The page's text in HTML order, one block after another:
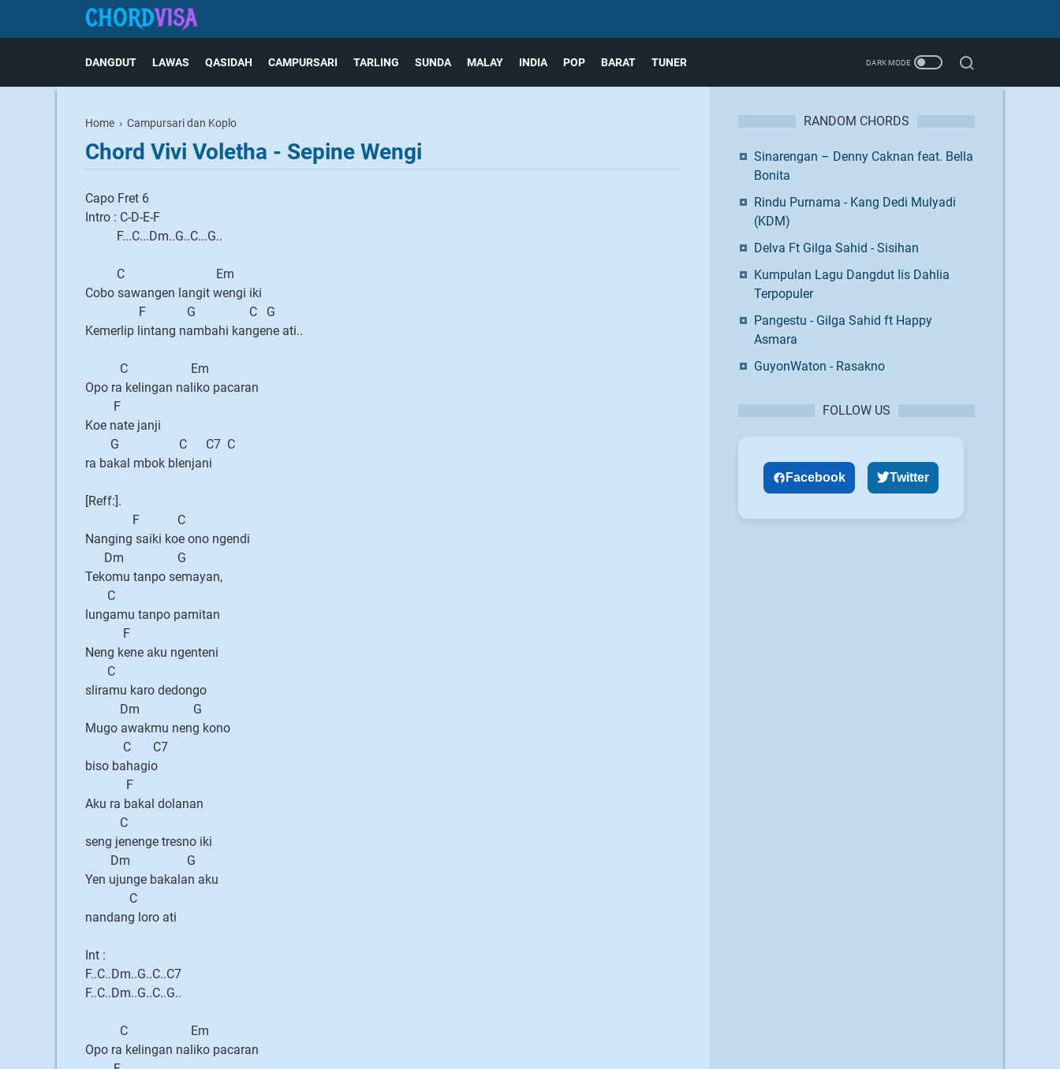
DANGDUT LAWAS QASIDAH CAMPURSARI TARLING SUNDA MALAY INDIA POP BARAT TUNER
Home › Campursari dan Koplo
Chord Vivi Voletha - Sepine Wengi
Capo Fret 6
Intro : C-D-E-F
F...C...Dm..G..C...G..
C Em
Cobo sawangen langit wengi iki
F G C G
Kemerlip lintang nambahi kangene ati..
C Em
Opo ra kelingan naliko pacaran
F
Koe nate janji
G C C7 C
ra bakal mbok blenjani
[Reff:].
F C
Nanging saiki koe ono ngendi
Dm G
Tekomu tanpo semayan,
C
lungamu tanpo pamitan
F
Neng kene aku ngenteni
C
sliramu karo dedongo
Dm G
Mugo awakmu neng kono
C C7
biso bahagio
F
Aku ra bakal dolanan
C
seng jenenge tresno iki
Dm G
Yen ujunge bakalan aku
C
nandang loro ati
Int :
F..C..Dm..G..C..C7
F..C..Dm..G..C..G..
C Em
Opo ra kelingan naliko pacaran
RANDOM CHORDS
Sinarengan – Denny Caknan feat. Bella
Bonita
Rindu Purnama - Kang Dedi Mulyadi
(KDM)
Delva Ft Gilga Sahid - Sisihan
Kumpulan Lagu Dangdut Iis Dahlia
Terpopuler
Pangestu - Gilga Sahid ft Happy
Asmara
GuyonWaton - Rasakno
FOLLOW US
Facebook Twitter